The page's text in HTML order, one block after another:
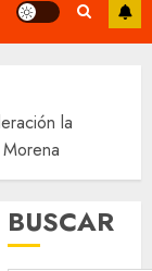
la
BUSCAR